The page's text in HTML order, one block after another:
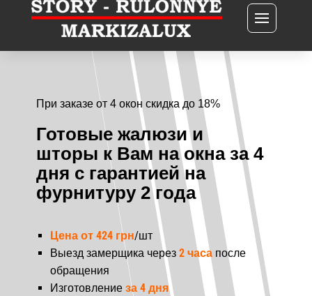
При заказе от 4 окон скидка до 18%
Готовые жалюзи и
шторы к Вам на окна за 4
дня с гарантией на
фурнитуру 2 года
Цена от 424 грн/шт
Выезд замерщика через 2 часапосле
обращения
Изготовление за 4 дня